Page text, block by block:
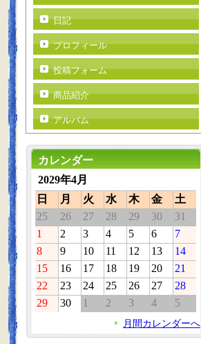
日記
プロフィール
投稿フォーム
商品紹介
アルバム
カレンダー
2029年4月
日
月 火 水 木 金
土
25
26 27 28 29 30
31
1
2 3 4 5 6
7
8
9 10 11 12 13
14
15
16 17 18 19 20
21
22
23 24 25 26 27
28
29
30 1 2 3 4 5
月間カレンダーへ